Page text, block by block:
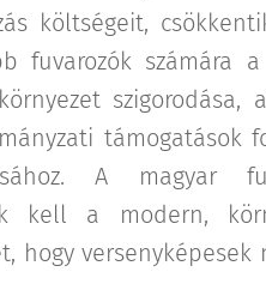
költségeit,
fuvarozók számára
szigorodása,
támogatások
A magyar
kell a modern,
hogy versenyképesek